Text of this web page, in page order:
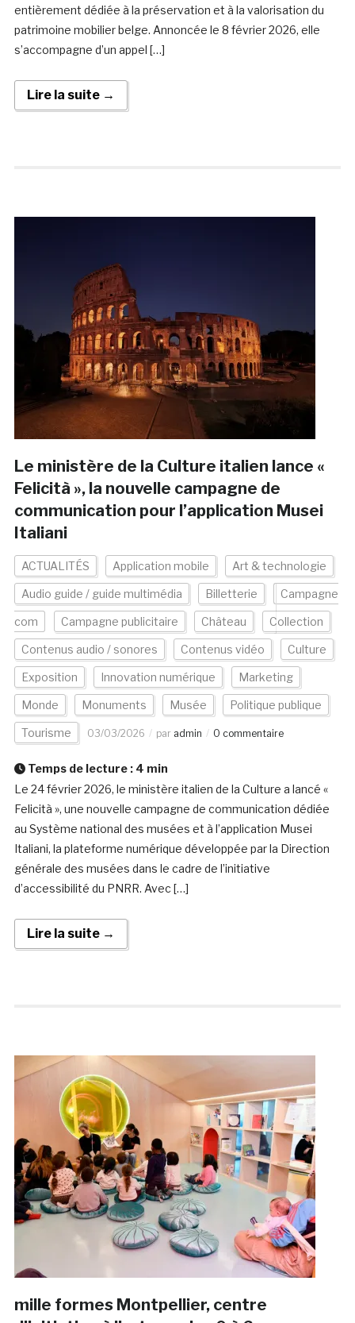
entièrement dédiée à la préservation et à la valorisation du
patrimoine mobilier belge. Annoncée le 8 février 2026, elle
s’accompagne d’un appel […]
Lire la suite →
Le ministère de la Culture italien lance «
Felicità », la nouvelle campagne de
communication pour l’application Musei
Italiani
ACTUALITÉS Application mobile Art & technologie
Audio guide / guide multimédia Billetterie Campagne
com Campagne publicitaire Château Collection
Contenus audio / sonores Contenus vidéo Culture
Exposition Innovation numérique Marketing
Monde Monuments Musée Politique publique
Tourisme 03/03/2026 par admin 0 commentaire
Temps de lecture : 4 min
Le 24 février 2026, le ministère italien de la Culture a lancé «
Felicità », une nouvelle campagne de communication dédiée
au Système national des musées et à l’application Musei
Italiani, la plateforme numérique développée par la Direction
générale des musées dans le cadre de l’initiative
d’accessibilité du PNRR. Avec […]
Lire la suite →
mille formes Montpellier, centre